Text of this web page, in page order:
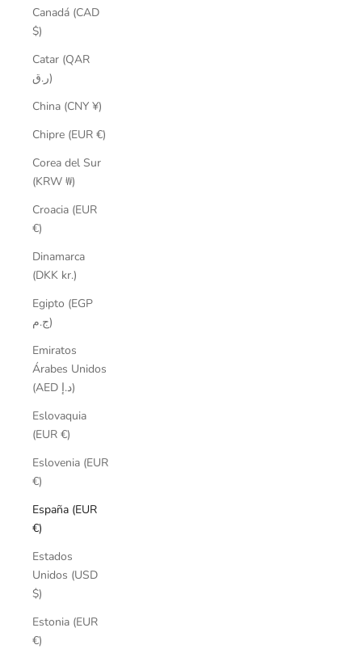
Canadá (CAD
$)
Catar (QAR
ر.ق)
China (CNY ¥)
Chipre (EUR €)
Corea del Sur
(KRW ₩)
Croacia (EUR
€)
Dinamarca
(DKK kr.)
Egipto (EGP
ج.م)
Emiratos
Árabes Unidos
(AED د.إ)
Eslovaquia
(EUR €)
Eslovenia (EUR
€)
España (EUR
€)
Estados
Unidos (USD
$)
Estonia (EUR
€)